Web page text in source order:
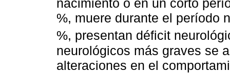
nacimiento o en un corto
%, muere durante el período
%, presentan déficit
neurológicos más graves se
alteraciones en el